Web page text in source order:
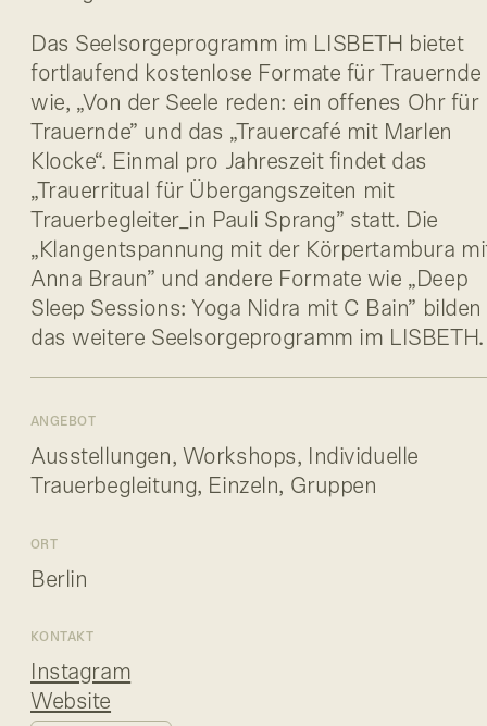
Das Seelsorgeprogramm im LISBETH bietet
fortlaufend kostenlose Formate für Trauernde
wie, „Von der Seele reden: ein offenes Ohr für
Trauernde” und das „Trauercafé mit Marlen
Klocke“. Einmal pro Jahreszeit findet das
„Trauerritual für Übergangszeiten mit
Trauerbegleiter_in Pauli Sprang” statt. Die
„Klangentspannung mit der Körpertambura
Anna Braun” und andere Formate wie „Deep
Sleep Sessions: Yoga Nidra mit C Bain” bilden
das weitere Seelsorgeprogramm im LISBETH.
ANGEBOT
Ausstellungen, Workshops, Individuelle
Trauerbegleitung, Einzeln, Gruppen
ORT
Berlin
KONTAKT
Instagram
Website